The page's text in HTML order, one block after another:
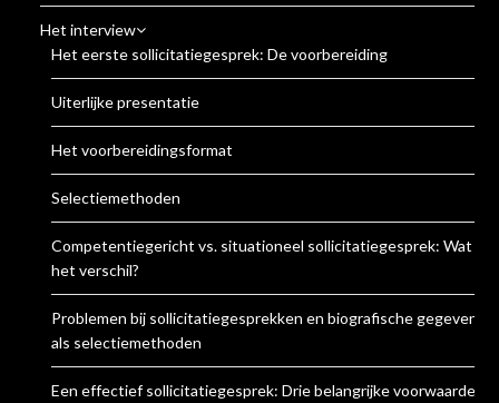
Het interview
Het eerste sollicitatiegesprek: De voorbereiding
Uiterlijke presentatie
Het voorbereidingsformat
Selectiemethoden
Competentiegericht vs. situationeel sollicitatiegesprek: Wat is
het verschil?
Problemen bij sollicitatiegesprekken en biografische gegevens
als selectiemethoden
Een effectief sollicitatiegesprek: Drie belangrijke voorwaarden